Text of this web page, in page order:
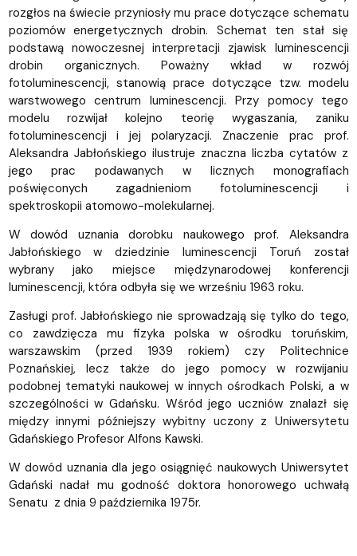
rozgłos na świecie przyniosły mu prace dotyczące schematu
poziomów energetycznych drobin. Schemat ten stał się
podstawą nowoczesnej interpretacji zjawisk luminescencji
drobin organicznych. Poważny wkład w rozwój
fotoluminescencji, stanowią prace dotyczące tzw. modelu
warstwowego centrum luminescencji. Przy pomocy tego
modelu rozwijał kolejno teorię wygaszania, zaniku
fotoluminescencji i jej polaryzacji. Znaczenie prac prof.
Aleksandra Jabłońskiego ilustruje znaczna liczba cytatów z
jego prac podawanych w licznych monografiach
poświęconych zagadnieniom fotoluminescencji i
spektroskopii atomowo-molekularnej.
W dowód uznania dorobku naukowego prof. Aleksandra
Jabłońskiego w dziedzinie luminescencji Toruń został
wybrany jako miejsce międzynarodowej konferencji
luminescencji, która odbyła się we wrześniu 1963 roku.
Zasługi prof. Jabłońskiego nie sprowadzają się tylko do tego,
co zawdzięcza mu fizyka polska w ośrodku toruńskim,
warszawskim (przed 1939 rokiem) czy Politechnice
Poznańskiej, lecz także do jego pomocy w rozwijaniu
podobnej tematyki naukowej w innych ośrodkach Polski, a w
szczególności w Gdańsku. Wśród jego uczniów znalazł się
między innymi późniejszy wybitny uczony z Uniwersytetu
Gdańskiego Profesor Alfons Kawski.
W dowód uznania dla jego osiągnięć naukowych Uniwersytet
Gdański nadał mu godność doktora honorowego uchwałą
Senatu z dnia 9 października 1975r.